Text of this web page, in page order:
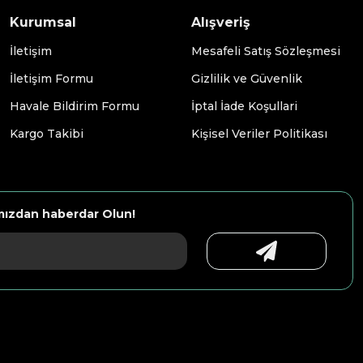
Kurumsal
İletişim
İletişim Formu
Havale Bildirim Formu
Kargo Takibi
Alışveriş
Mesafeli Satış Sözleşmesi
Gizlilik ve Güvenlik
İptal İade Koşullari
Kişisel Veriler Politikası
haberdar Olun!